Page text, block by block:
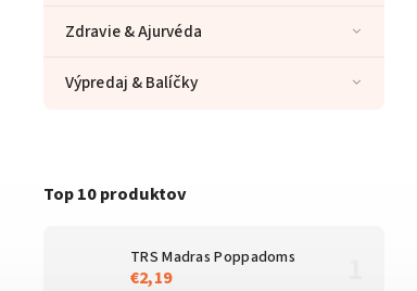
Zdravie & Ajurvéda
Výpredaj & Balíčky
Top 10 produktov
TRS Madras Poppadoms
€2,19